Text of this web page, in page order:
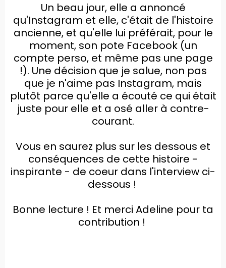
Un beau jour, elle a annoncé
qu'Instagram et elle, c'était de l'histoire
ancienne, et qu'elle lui préférait, pour le
moment, son pote Facebook (un
compte perso, et même pas une page
!). Une décision que je salue, non pas
que je n'aime pas Instagram, mais
plutôt parce qu'elle a écouté ce qui était
juste pour elle et a osé aller à contre-
courant.
Vous en saurez plus sur les dessous et
conséquences de cette histoire -
inspirante - de coeur dans l'interview ci-
dessous !
Bonne lecture ! Et merci Adeline pour ta
contribution !